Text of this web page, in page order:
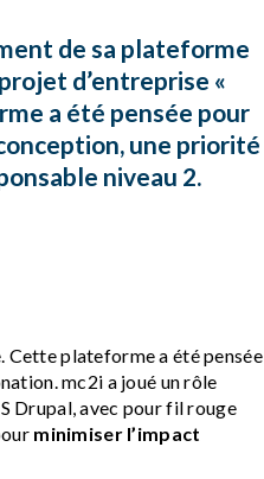
de sa plateforme
d’entreprise «
a été pensée pour
une priorité
niveau 2.
Cette plateforme a été pensée
mc2i a joué un rôle
Drupal, avec pour fil rouge
minimiser l’impact